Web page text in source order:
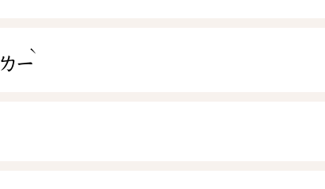
ㄌㄧ
ˋ